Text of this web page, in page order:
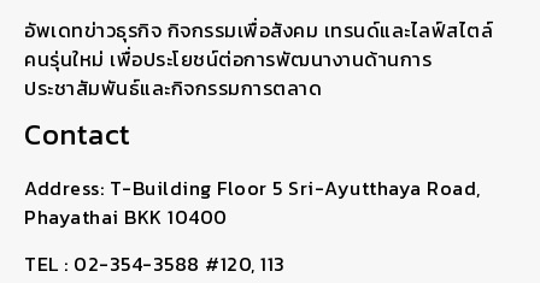
อัพเดทข่าวธุรกิจ กิจกรรมเพื่อสังคม เทรนด์และไลฟ์สไตล์
คนรุ่นใหม่ เพื่อประโยชน์ต่อการพัฒนางานด้านการ
ประชาสัมพันธ์และกิจกรรมการตลาด
Contact
Address: T-Building Floor 5 Sri-Ayutthaya Road,
Phayathai BKK 10400
TEL : 02-354-3588 #120, 113